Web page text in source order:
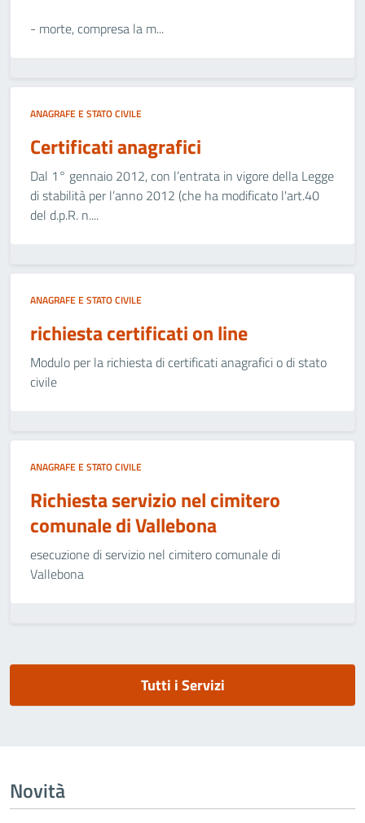
- morte, compresa la m...
ANAGRAFE E STATO CIVILE
Certificati anagrafici
Dal 1° gennaio 2012, con l’entrata in vigore della Legge
di stabilità per l’anno 2012 (che ha modificato l'art.40
del d.p.R. n....
ANAGRAFE E STATO CIVILE
richiesta certificati on line
Modulo per la richiesta di certificati anagrafici o di stato
civile
ANAGRAFE E STATO CIVILE
Richiesta servizio nel cimitero
comunale di Vallebona
esecuzione di servizio nel cimitero comunale di
Vallebona
Tutti i Servizi
Novità